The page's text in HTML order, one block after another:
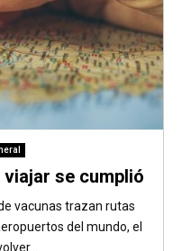
se cumplió
vacunas trazan rutas
del mundo, el